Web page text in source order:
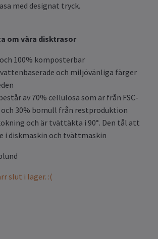
med designat tryck.
om våra disktrasor
100% komposterbar
vattenbaserade och miljövänliga färger
av 70% cellulosa som är från FSC-
30% bomull från restproduktion
och är tvättäkta i 90°. Den tål att
i diskmaskin och tvättmaskin
slut i lager. :(